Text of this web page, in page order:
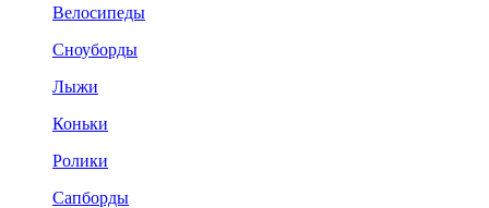
Велосипеды
Сноуборды
Лыжи
Коньки
Ролики
Сапборды